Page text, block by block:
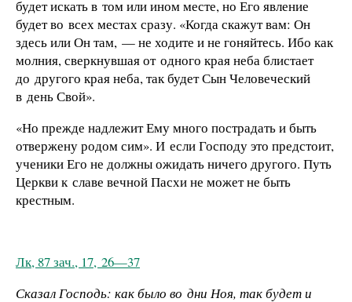
будет искать в том или ином месте, но Его явление
будет во всех местах сразу. «Когда скажут вам: Он
здесь или Он там, — не ходите и не гоняйтесь. Ибо как
молния, сверкнувшая от одного края неба блистает
до другого края неба, так будет Сын Человеческий
в день Свой».
«Но прежде надлежит Ему много пострадать и быть
отвержену родом сим». И если Господу это предстоит,
ученики Его не должны ожидать ничего другого. Путь
Церкви к славе вечной Пасхи не может не быть
крестным.
Лк, 87 зач., 17, 26—37
Сказал Господь: как было во дни Ноя, так будет и